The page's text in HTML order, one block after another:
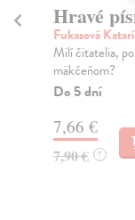
Hravé
Fukasová
Milí čitatelia,
mäkčeňom?
Do 5 dní
7,66 €
7,90 € ?